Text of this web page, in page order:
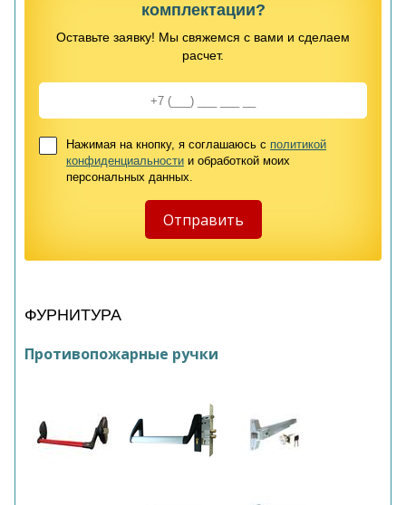
комплектации?
Оставьте заявку! Мы свяжемся с вами и сделаем
расчет.
Нажимая на кнопку, я соглашаюсь с политикой
конфиденциальности и обработкой моих
персональных данных.
ФУРНИТУРА
Противопожарные ручки